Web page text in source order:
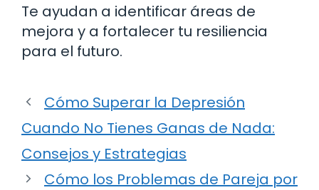
Te ayudan a identificar áreas de
mejora y a fortalecer tu resiliencia
para el futuro.
Cómo Superar la Depresión
Cuando No Tienes Ganas de Nada:
Consejos y Estrategias
Cómo los Problemas de Pareja por